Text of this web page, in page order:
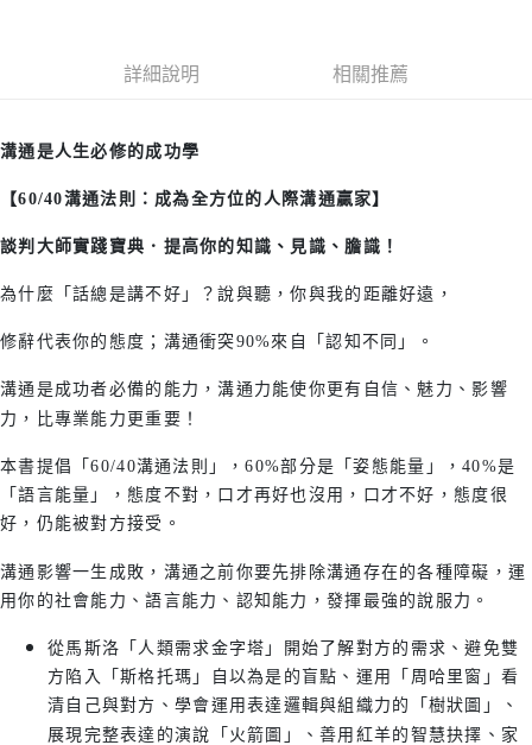
詳細說明 相關推薦
溝通是人生必修的成功學
【60/40溝通法則：成為全方位的人際溝通贏家】
談判大師實踐寶典 ． 提高你的知識、見識、膽識！
為什麼「話總是講不好」？說與聽，你與我的距離好遠，
修辭代表你的態度；溝通衝突90%來自「認知不同」。
溝通是成功者必備的能力，溝通力能使你更有自信、魅力、影響
力，比專業能力更重要！
本書提倡「60/40溝通法則」，60%部分是「姿態能量」，40%是
「語言能量」，態度不對，口才再好也沒用，口才不好，態度很
好，仍能被對方接受。
溝通影響一生成敗，溝通之前你要先排除溝通存在的各種障礙，運
用你的社會能力、語言能力、認知能力，發揮最強的說服力。
從馬斯洛「人類需求金字塔」開始了解對方的需求、避免雙
方陷入「斯格托瑪」自以為是的盲點、運用「周哈里窗」看
清自己與對方、學會運用表達邏輯與組織力的「樹狀圖」、
展現完整表達的演說「火箭圖」、善用紅羊的智慧抉擇、家